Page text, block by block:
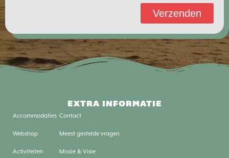
Verzenden
EXTRA INFORMATIE
Accommodaties
Webshop
Activiteiten
Contact
Meest gestelde vragen
Missie & Visie